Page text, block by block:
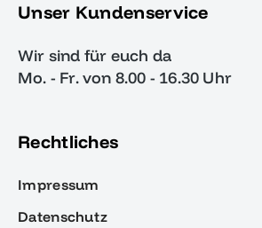
Unser Kundenservice
Wir sind für euch da
Mo. - Fr. von 8.00 - 16.30 Uhr
Rechtliches
Impressum
Datenschutz